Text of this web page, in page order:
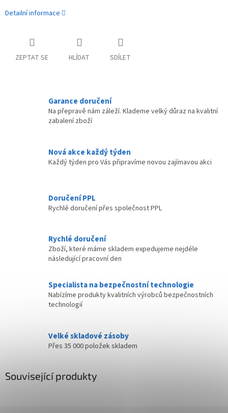
Detailní informace
ZEPTAT SE HLÍDAT SDÍLET
Garance doručení
Na přepravě nám záleží. Klademe velký důraz na kvalitní
zabalení zboží
Nová akce každý týden
Každý týden pro Vás připravíme novou zajímavou akci
Doručení PPL
Rychlé doručení přes společnost PPL
Rychlé doručení
Zboží, které máme skladem expedujeme nejdéle
následující pracovní den
Specialista na bezpečnostní technologie
Nabízíme produkty kvalitních výrobců bezpečnostních
technologií
Velké skladové zásoby
Přes 35 000 položek skladem
Související produkty